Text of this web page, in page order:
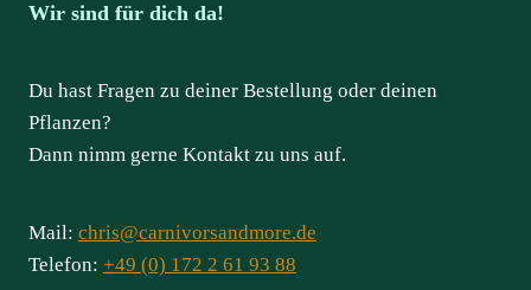
Wir sind für dich da!
Du hast Fragen zu deiner Bestellung oder deinen
Pflanzen?
Dann nimm gerne Kontakt zu uns auf.
Mail: chris@carnivorsandmore.de
Telefon: +49 (0) 172 2 61 93 88